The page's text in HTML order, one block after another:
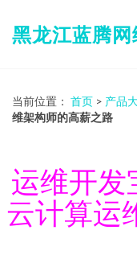
黑龙江蓝腾
当前位置： 首页 > 产品
维架构师的高薪之路
运维开发
云计算运